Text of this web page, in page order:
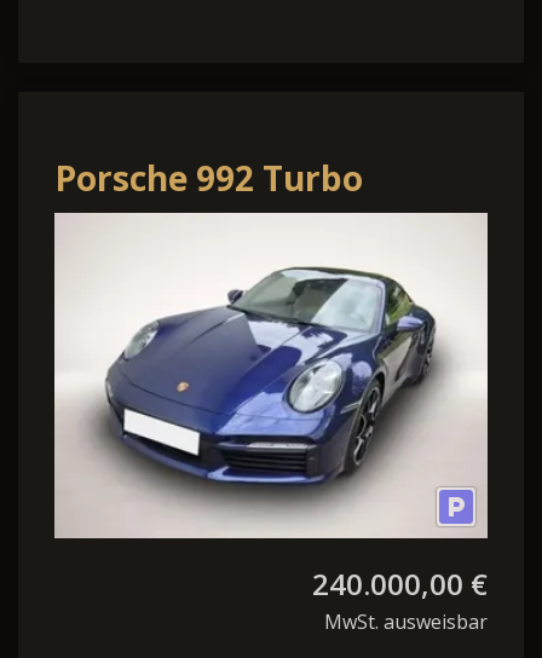
Porsche 992 Turbo
S,Sport
AGA,Liftsystem,Panodach
478 k.
240.000,00 €
MwSt. ausweisbar